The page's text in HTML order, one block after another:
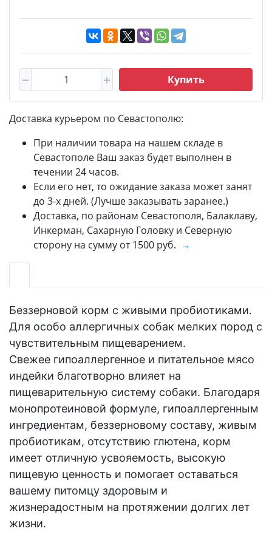
Купить
Доставка курьером по Севастополю:
При наличии товара на нашем складе в
Севастополе Ваш заказ будет выполнен в
течении 24 часов.
Если его нет, то ожидание заказа может занят
до 3-х дней. (Лучше заказывать заранее.)
Доставка, по районам Севастополя, Балаклаву,
Инкерман, Сахарную Головку и Северную
сторону на сумму от 1500 руб. →
Беззерновой корм с живыми пробиотиками.
Для особо аллергичных собак мелких пород с
чувствительным пищеварением.
Свежее гипоаллергенное и питательное мясо
индейки благотворно влияет на
пищеварительную систему собаки. Благодаря
монопротеиновой формуле, гипоаллергенным
ингредиентам, беззерновому составу, живым
пробиотикам, отсутствию глютена, корм
имеет отличную усвояемость, высокую
пищевую ценность и помогает оставаться
вашему питомцу здоровым и
жизнерадостным на протяжении долгих лет
жизни.